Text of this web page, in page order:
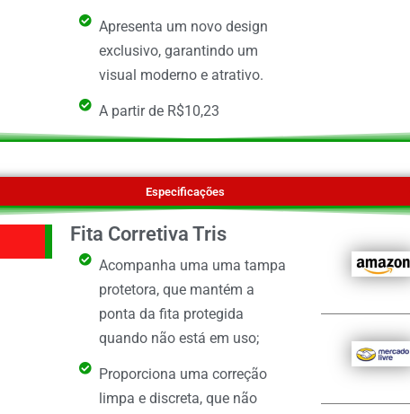
Apresenta um novo design
exclusivo, garantindo um
visual moderno e atrativo.
A partir de R$10,23
Especificações
Fita Corretiva Tris
Acompanha uma uma tampa
protetora, que mantém a
ponta da fita protegida
quando não está em uso;
Proporciona uma correção
limpa e discreta, que não